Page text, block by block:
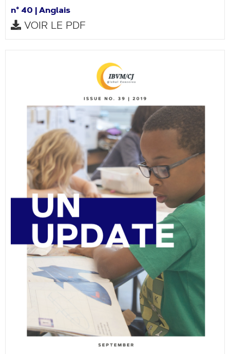
n° 40 | Anglais
VOIR LE PDF